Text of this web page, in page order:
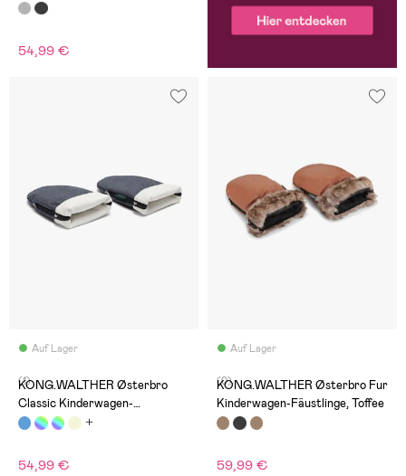
Grey
54,99 €
Auf Lager
(1)
KONG.WALTHER Østerbro
Classic Kinderwagen-
Fäustlinge, Denim Ocean
54,99 €
Auf Lager
(0)
KONG.WALTHER Østerbro Fur
Kinderwagen-Fäustlinge, Toffee
59,99 €